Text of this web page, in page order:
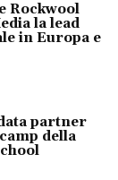
Rockwool
la lead
in Europa e
partner
della